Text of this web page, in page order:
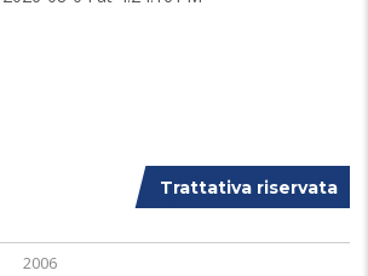
Trattativa riservata
2006